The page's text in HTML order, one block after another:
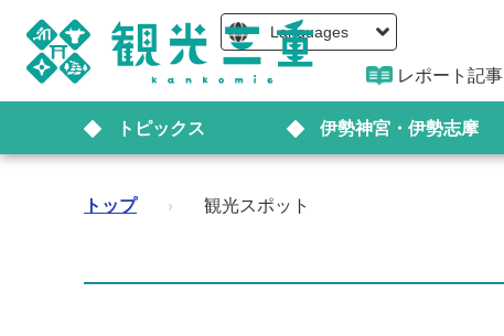
Languages
レポート記事
トピックス 伊勢神宮・伊勢志摩
トップ › 観光スポット